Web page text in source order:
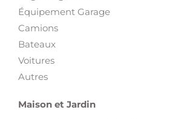
Équipement Garage
Camions
Bateaux
Voitures
Autres
Maison et Jardin